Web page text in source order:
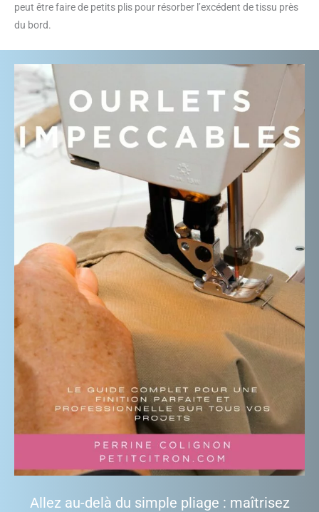
peut être faire de petits plis pour résorber l’excédent de tissu près
du bord.
Allez au-delà du simple pliage : maîtrisez